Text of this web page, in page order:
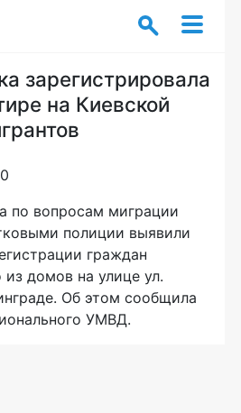
зарегистрировала
на Киевской
по вопросам миграции
полиции выявили
граждан
из домов на улице ул.
Об этом сообщила
УМВД.